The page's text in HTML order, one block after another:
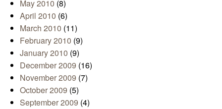
May 2010 (8)
April 2010 (6)
March 2010 (11)
February 2010 (9)
January 2010 (9)
December 2009 (16)
November 2009 (7)
October 2009 (5)
September 2009 (4)